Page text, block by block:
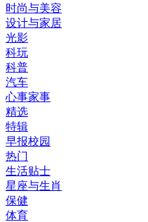
时尚与美容
设计与家居
光影
科玩
科普
汽车
心事家事
精选
特辑
早报校园
热门
生活贴士
星座与生肖
保健
体育